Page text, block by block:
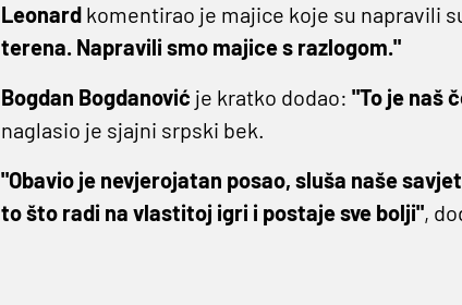
Leonardkomentirao je majice koje su napravili
terena. Napravili smo majice s razlogom."
Bogdan Bogdanović je kratko dodao: "To je naš
naglasio je sjajni srpski bek.
"Obavio je nevjerojatan posao, sluša naše
to što radi na vlastitoj igri i postaje sve bolji",